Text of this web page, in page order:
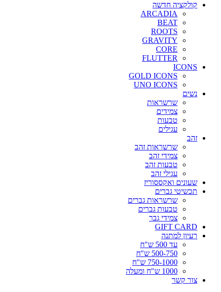
קולקציה חדשה
ARCADIA
BEAT
ROOTS
GRAVITY
CORE
FLUTTER
ICONS
GOLD ICONS
UNO ICONS
נשים
שרשראות
צמידים
טבעות
עגילים
זהב
שרשראות זהב
צמידי זהב
טבעות זהב
עגילי זהב
שעונים ואקססוריז
תכשיטי גברים
שרשראות גברים
טבעות גברים
צמידי גבר
GIFT CARD
רעיון למתנה
עד 500 ש"ח
500-750 ש"ח
750-1000 ש"ח
1000 ש"ח ומעלה
צור קשר